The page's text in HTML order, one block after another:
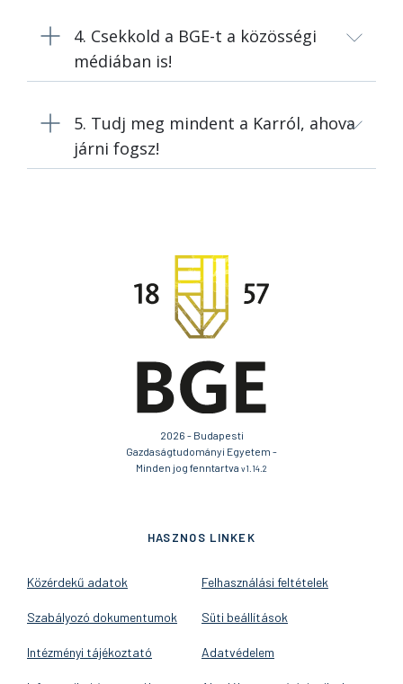
4. Csekkold a BGE-t a közösségi
médiában is!
5. Tudj meg mindent a Karról, ahova
járni fogsz!
2026 - Budapesti
Gazdaságtudományi Egyetem -
Minden jog fenntartva v1.14.2
HASZNOS LINKEK
Közérdekű adatok
Szabályozó dokumentumok
Intézményi tájékoztató
Felhasználási feltételek
Süti beállítások
Adatvédelem